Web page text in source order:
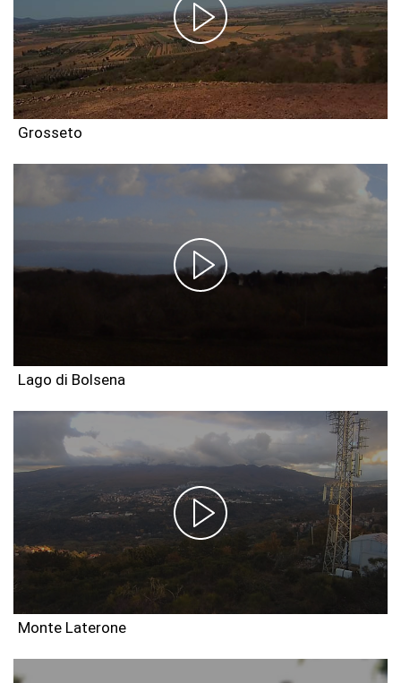
Grosseto
Lago di Bolsena
Monte Laterone